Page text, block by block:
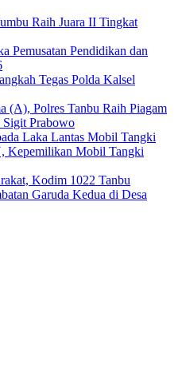
Raih Juara II Tingkat
Pemusatan Pendidikan dan
Tegas Polda Kalsel
(A), Polres Tanbu Raih Piagam
Prabowo
Laka Lantas Mobil Tangki
Kepemilikan Mobil Tangki
Kodim 1022 Tanbu
Garuda Kedua di Desa